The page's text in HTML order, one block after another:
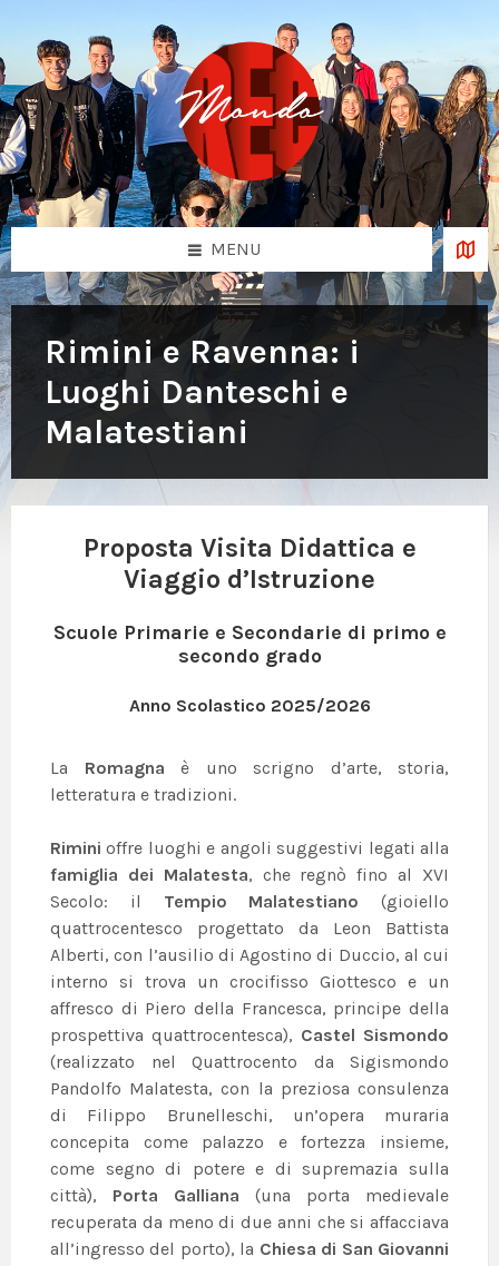
content
sidebar
footer
MENU
Rimini e Ravenna: i
Luoghi Danteschi e
Malatestiani
Proposta Visita Didattica e
Viaggio d’Istruzione
Scuole Primarie e Secondarie di primo e
secondo grado
Anno Scolastico 2025/2026
La Romagna è uno scrigno d’arte, storia,
letteratura e tradizioni.
Rimini offre luoghi e angoli suggestivi legati alla
famiglia dei Malatesta, che regnò fino al XVI
Secolo: il Tempio Malatestiano (gioiello
quattrocentesco progettato da Leon Battista
Alberti, con l’ausilio di Agostino di Duccio, al cui
interno si trova un crocifisso Giottesco e un
affresco di Piero della Francesca, principe della
prospettiva quattrocentesca), Castel Sismondo
(realizzato nel Quattrocento da Sigismondo
Pandolfo Malatesta, con la preziosa consulenza
di Filippo Brunelleschi, un’opera muraria
concepita come palazzo e fortezza insieme,
come segno di potere e di supremazia sulla
città), Porta Galliana (una porta medievale
recuperata da meno di due anni che si affacciava
all’ingresso del porto), la Chiesa di San Giovanni